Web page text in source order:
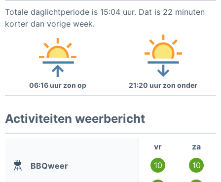
Totale daglichtperiode is 15:04 uur. Dat is 22 minuten
korter dan vorige week.
06:16 uur zon op 21:20 uur zon onder
Activiteiten weerbericht
vr
za
BBQweer
10 10